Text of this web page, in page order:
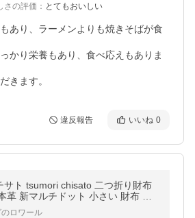
さの評価 ： とてもおいしい
あり、ラーメンよりも焼きそばが食
かり栄養もあり、食べ応えもありま
きます。
違反報告 いいね 0
サト tsumori chisato 二つ折り財布
革 新マルチドット 小さい 財布 コ
キャリー レディース 57095
ロワール